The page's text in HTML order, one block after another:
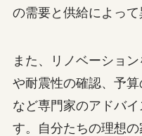
の需要と供給によって
また、リノベーショ
や耐震性の確認、予
など専門家のアドバ
す。自分たちの理想